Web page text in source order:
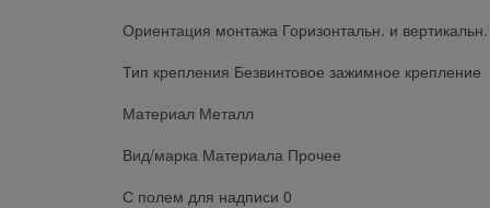
Ориентация монтажа Горизонтальн. и вертикальн.
Тип крепления Безвинтовое зажимное крепление
Материал Металл
Вид/марка Материала Прочее
С полем для надписи 0